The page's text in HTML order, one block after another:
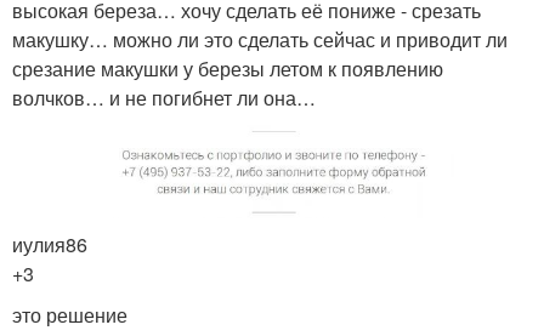
высокая береза… хочу сделать её пониже - срезать
макушку… можно ли это сделать сейчас и приводит ли
срезание макушки у березы летом к появлению
волчков… и не погибнет ли она…
иулия86
+3
это решение